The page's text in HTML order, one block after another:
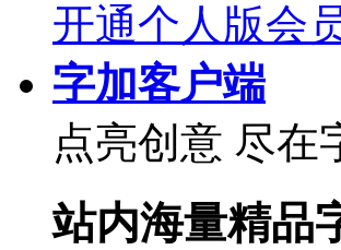
开通个人版会
字加客户端
点亮创意 尽在
站内海量精品